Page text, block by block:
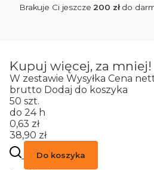
Brakuje Ci jeszcze 200 złdo
Kupuj więcej, za mniej!
W zestawie Wysyłka Cena
brutto Dodaj do koszyka
50 szt.
do 24 h
0,63 zł
38,90 zł
Do koszyka